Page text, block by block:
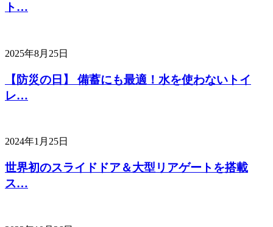
ト…
2025年8月25日
【防災の日】 備蓄にも最適！水を使わないトイ
レ…
2024年1月25日
世界初のスライドドア＆大型リアゲートを搭載
ス…